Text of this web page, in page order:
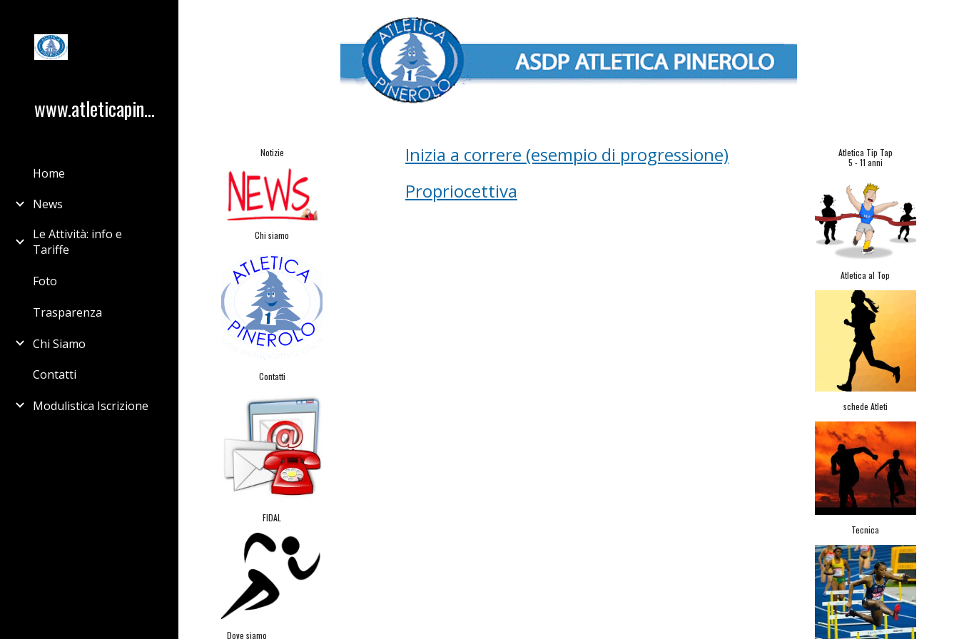
Skip to main content
www.atleticapinerolo.com
Home
News
Le Attività: info e
Tariffe
Foto
Trasparenza
Chi Siamo
Contatti
Modulistica Iscrizione
Notizie
Chi siamo
Contatti
FIDAL
Dove siamo
Inizia a correre (esempio di progressione)
Propriocettiva
Atletica Tip Tap
5 - 11 anni
Atletica al Top
schede Atleti
Tecnica